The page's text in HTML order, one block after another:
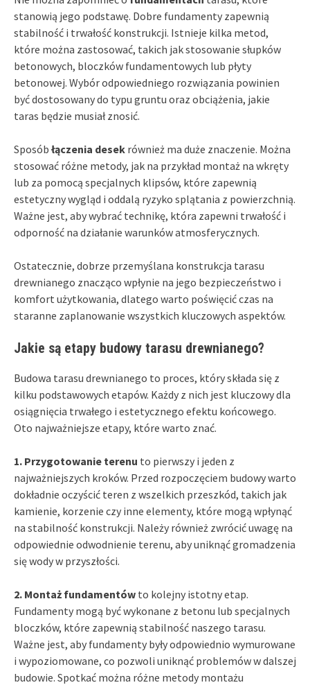
stanowią jego podstawę. Dobre fundamenty zapewnią
stabilność i trwałość konstrukcji. Istnieje kilka metod,
które można zastosować, takich jak stosowanie słupków
betonowych, bloczków fundamentowych lub płyty
betonowej. Wybór odpowiedniego rozwiązania powinien
być dostosowany do typu gruntu oraz obciążenia, jakie
taras będzie musiał znosić.
Sposób łączenia desek również ma duże znaczenie. Można
stosować różne metody, jak na przykład montaż na wkręty
lub za pomocą specjalnych klipsów, które zapewnią
estetyczny wygląd i oddalą ryzyko splątania z powierzchnią.
Ważne jest, aby wybrać technikę, która zapewni trwałość i
odporność na działanie warunków atmosferycznych.
Ostatecznie, dobrze przemyślana konstrukcja tarasu
drewnianego znacząco wpłynie na jego bezpieczeństwo i
komfort użytkowania, dlatego warto poświęcić czas na
staranne zaplanowanie wszystkich kluczowych aspektów.
Jakie są etapy budowy tarasu drewnianego?
Budowa tarasu drewnianego to proces, który składa się z
kilku podstawowych etapów. Każdy z nich jest kluczowy dla
osiągnięcia trwałego i estetycznego efektu końcowego.
Oto najważniejsze etapy, które warto znać.
1. Przygotowanie terenu to pierwszy i jeden z
najważniejszych kroków. Przed rozpoczęciem budowy warto
dokładnie oczyścić teren z wszelkich przeszkód, takich jak
kamienie, korzenie czy inne elementy, które mogą wpłynąć
na stabilność konstrukcji. Należy również zwrócić uwagę na
odpowiednie odwodnienie terenu, aby uniknąć gromadzenia
się wody w przyszłości.
2. Montaż fundamentów to kolejny istotny etap.
Fundamenty mogą być wykonane z betonu lub specjalnych
bloczków, które zapewnią stabilność naszego tarasu.
Ważne jest, aby fundamenty były odpowiednio wymurowane
i wypoziomowane, co pozwoli uniknąć problemów w dalszej
budowie. Spotkać można różne metody montażu